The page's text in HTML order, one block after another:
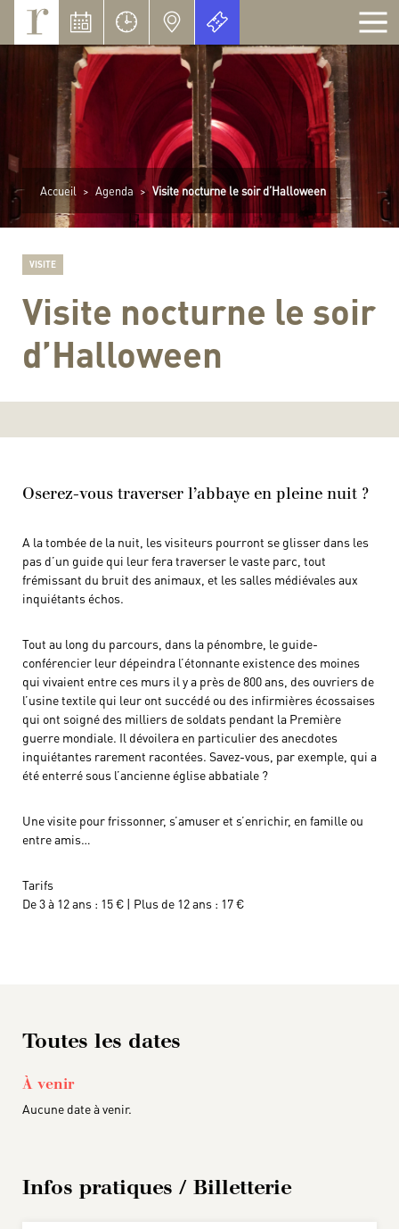
Accueil > Agenda > Visite nocturne le soir d’Halloween
VISITE
Visite nocturne le soir
d’Halloween
Oserez-vous traverser l’abbaye en pleine nuit ?
A la tombée de la nuit, les visiteurs pourront se glisser dans les
pas d’un guide qui leur fera traverser le vaste parc, tout
frémissant du bruit des animaux, et les salles médiévales aux
inquiétants échos.
Tout au long du parcours, dans la pénombre, le guide-
conférencier leur dépeindra l’étonnante existence des moines
qui vivaient entre ces murs il y a près de 800 ans, des ouvriers de
l’usine textile qui leur ont succédé ou des infirmières écossaises
qui ont soigné des milliers de soldats pendant la Première
guerre mondiale. Il dévoilera en particulier des anecdotes
inquiétantes rarement racontées. Savez-vous, par exemple, qui a
été enterré sous l’ancienne église abbatiale ?
Une visite pour frissonner, s’amuser et s’enrichir, en famille ou
entre amis…
Tarifs
De 3 à 12 ans : 15 € | Plus de 12 ans : 17 €
Toutes les dates
À venir
Aucune date à venir.
Infos pratiques / Billetterie
Panneau de gestion des cookies